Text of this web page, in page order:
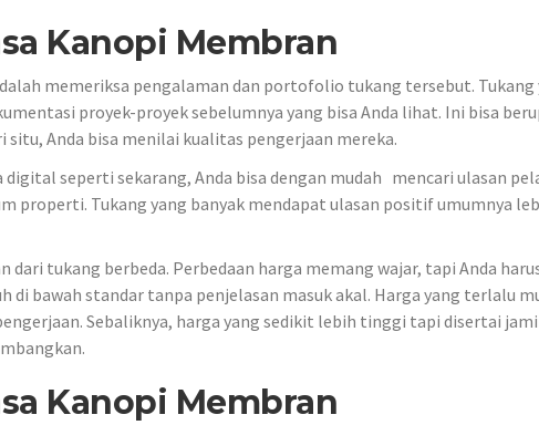
Kanopi Membran
memeriksa pengalaman dan portofolio tukang tersebut. Tukang
proyek-proyek sebelumnya yang bisa Anda lihat. Ini bisa
Anda bisa menilai kualitas pengerjaan mereka.
seperti sekarang, Anda bisa dengan mudah mencari ulasan
properti. Tukang yang banyak mendapat ulasan positif umumnya
dari tukang berbeda. Perbedaan harga memang wajar, tapi Anda
di bawah standar tanpa penjelasan masuk akal. Harga yang terlalu
Sebaliknya, harga yang sedikit lebih tinggi tapi disertai
Kanopi Membran